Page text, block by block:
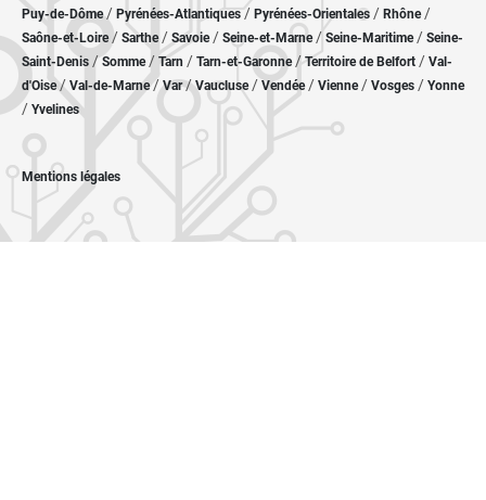
Puy-de-Dôme/ Pyrénées-Atlantiques / Pyrénées-Orientales / Rhône/
Saône-et-Loire/ Sarthe/ Savoie/ Seine-et-Marne/ Seine-Maritime/ Seine-
Saint-Denis /Somme/ Tarn / Tarn-et-Garonne/Territoire de Belfort / Val-
d'Oise/ Val-de-Marne/Var/Vaucluse/ Vendée/ Vienne/ Vosges / Yonne
/ Yvelines
Mentions légales